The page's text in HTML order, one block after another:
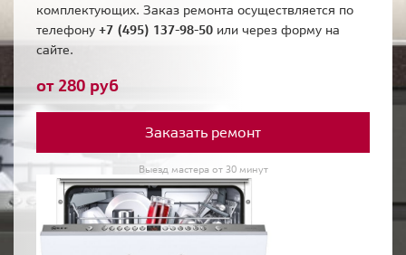
комплектующих. Заказ ремонта осуществляется по
телефону +7 (495) 137-98-50 или через форму на
сайте.
от 280 руб
Заказать ремонт
Выезд мастера от 30 минут